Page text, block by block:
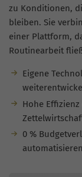
zu Konditionen,
bleiben. Sie
einer Plattform,
Routinearbeit
Eigene
Hohe
0 %